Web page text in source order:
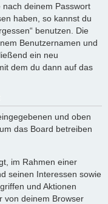
deinem Passwort
haben, so kannst du
benutzen. Die
Benutzernamen und
ein neu
dem du dann auf das
und oben
das Board betreiben
im Rahmen einer
seinen Interessen sowie
und Aktionen
von deinem Browser